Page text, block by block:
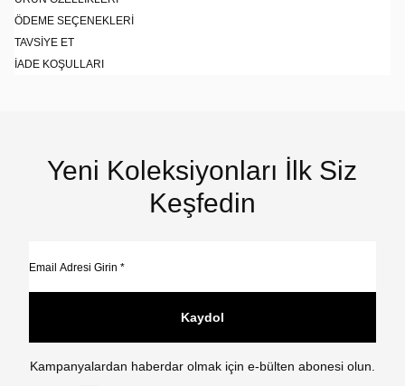
ÖDEME SEÇENEKLERI
TAVSIYE ET
İADE KOŞULLARI
Yeni Koleksiyonları İlk Siz
Keşfedin
Kaydol
Kampanyalardan haberdar olmak için e-bülten abonesi olun.